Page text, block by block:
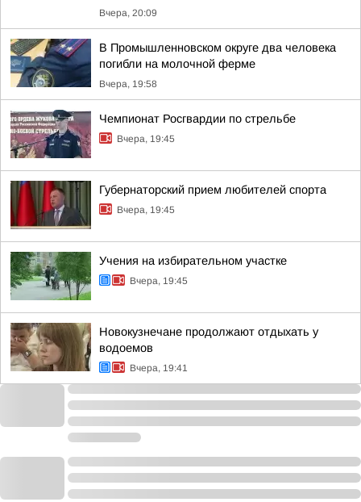
Вчера, 20:09
В Промышленновском округе два человека
погибли на молочной ферме
Вчера, 19:58
Чемпионат Росгвардии по стрельбе
Вчера, 19:45
Губернаторский прием любителей спорта
Вчера, 19:45
Учения на избирательном участке
Вчера, 19:45
Новокузнечане продолжают отдыхать у
водоемов
Вчера, 19:41